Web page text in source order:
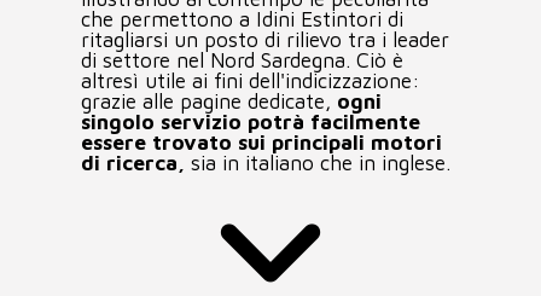
che permettono a Idini Estintori di
ritagliarsi un posto di rilievo tra i leader
di settore nel Nord Sardegna. Ciò è
altresì utile ai fini dell'indicizzazione:
grazie alle pagine dedicate, ogni
singolo servizio potrà facilmente
essere trovato sui principali motori
di ricerca, sia in italiano che in inglese.